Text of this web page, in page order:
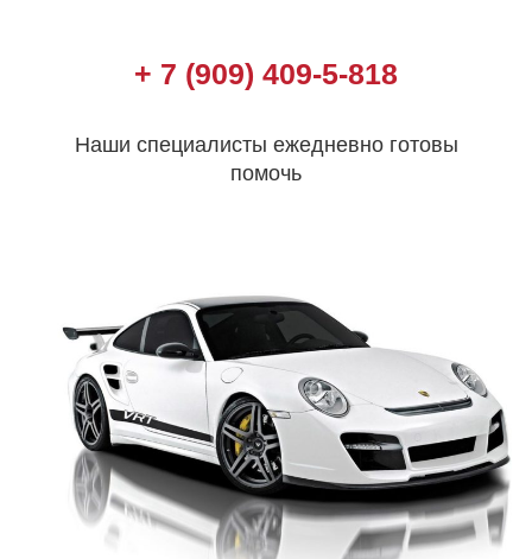
+ 7 (909) 409-5-818
Наши специалисты ежедневно готовы
помочь